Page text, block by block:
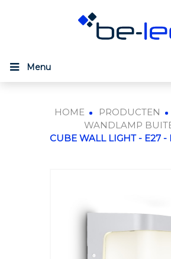
Menu
HOME PRODUCTEN
WANDLAMP
CUBE WALL LIGHT - E27 -